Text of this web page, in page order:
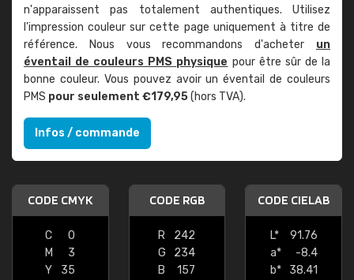
n'apparaissent pas totalement authentiques. Utilisez
l'impression couleur sur cette page uniquement à titre de
référence. Nous vous recommandons d'acheter un
éventail de couleurs PMS physique pour être sûr de la
bonne couleur. Vous pouvez avoir un éventail de couleurs
PMS pour seulement €179,95(hors TVA).
Infos / commande
CODE CMYK
C
0
M
3
Y
35
CODE RGB
R
242
G
234
B
157
CODE CIELAB
L*
91.76
a*
-8.4
b*
38.41